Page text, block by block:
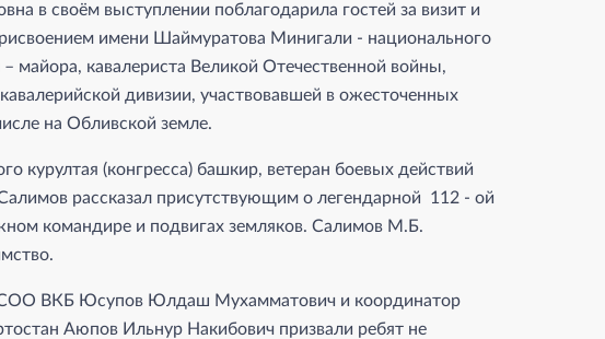
в своём выступлении поблагодарила гостей за визит и
имени Шаймуратова Минигали - национального
майора, кавалериста Великой Отечественной войны,
дивизии, участвовавшей в ожесточенных
на Обливской земле.
курултая (конгресса) башкир, ветеран боевых действий
рассказал присутствующим о легендарной 112 ‑ ой
командире и подвигах земляков. Салимов М.Б.
ВКБ Юсупов Юлдаш Мухамматович и координатор
Аюпов Ильнур Накибович призвали ребят не